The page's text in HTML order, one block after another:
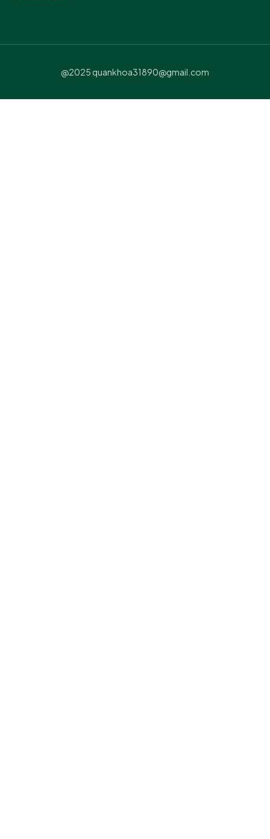
@2025 quankhoa31890@gmail.com